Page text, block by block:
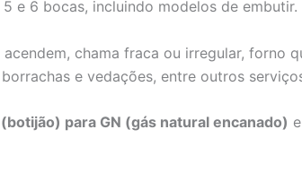
e 6 bocas, incluindo modelos de embutir.
chama fraca ou irregular, forno
e vedações, entre outros
para GN (gás natural encanado)